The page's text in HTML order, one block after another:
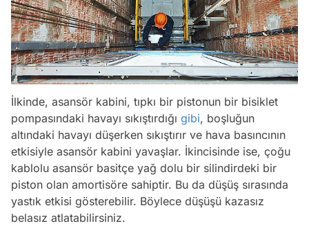
İlkinde, asansör kabini, tıpkı bir pistonun bir bisiklet
pompasındaki havayı sıkıştırdığı gibi, boşluğun
altındaki havayı düşerken sıkıştırır ve hava basıncının
etkisiyle asansör kabini yavaşlar. İkincisinde ise, çoğu
kablolu asansör basitçe yağ dolu bir silindirdeki bir
piston olan amortisöre sahiptir. Bu da düşüş sırasında
yastık etkisi gösterebilir. Böylece düşüşü kazasız
belasız atlatabilirsiniz.